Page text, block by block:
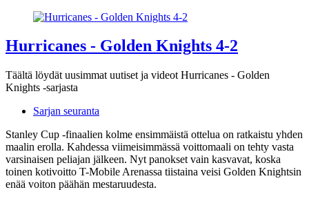
Hurricanes - Golden Knights 4-2
Täältä löydät uusimmat uutiset ja videot Hurricanes - Golden
Knights -sarjasta
Sarjan seuranta
Stanley Cup -finaalien kolme ensimmäistä ottelua on ratkaistu yhden
maalin erolla. Kahdessa viimeisimmässä voittomaali on tehty vasta
varsinaisen peliajan jälkeen. Nyt panokset vain kasvavat, koska
toinen kotivoitto T-Mobile Arenassa tiistaina veisi Golden Knightsin
enää voiton päähän mestaruudesta.